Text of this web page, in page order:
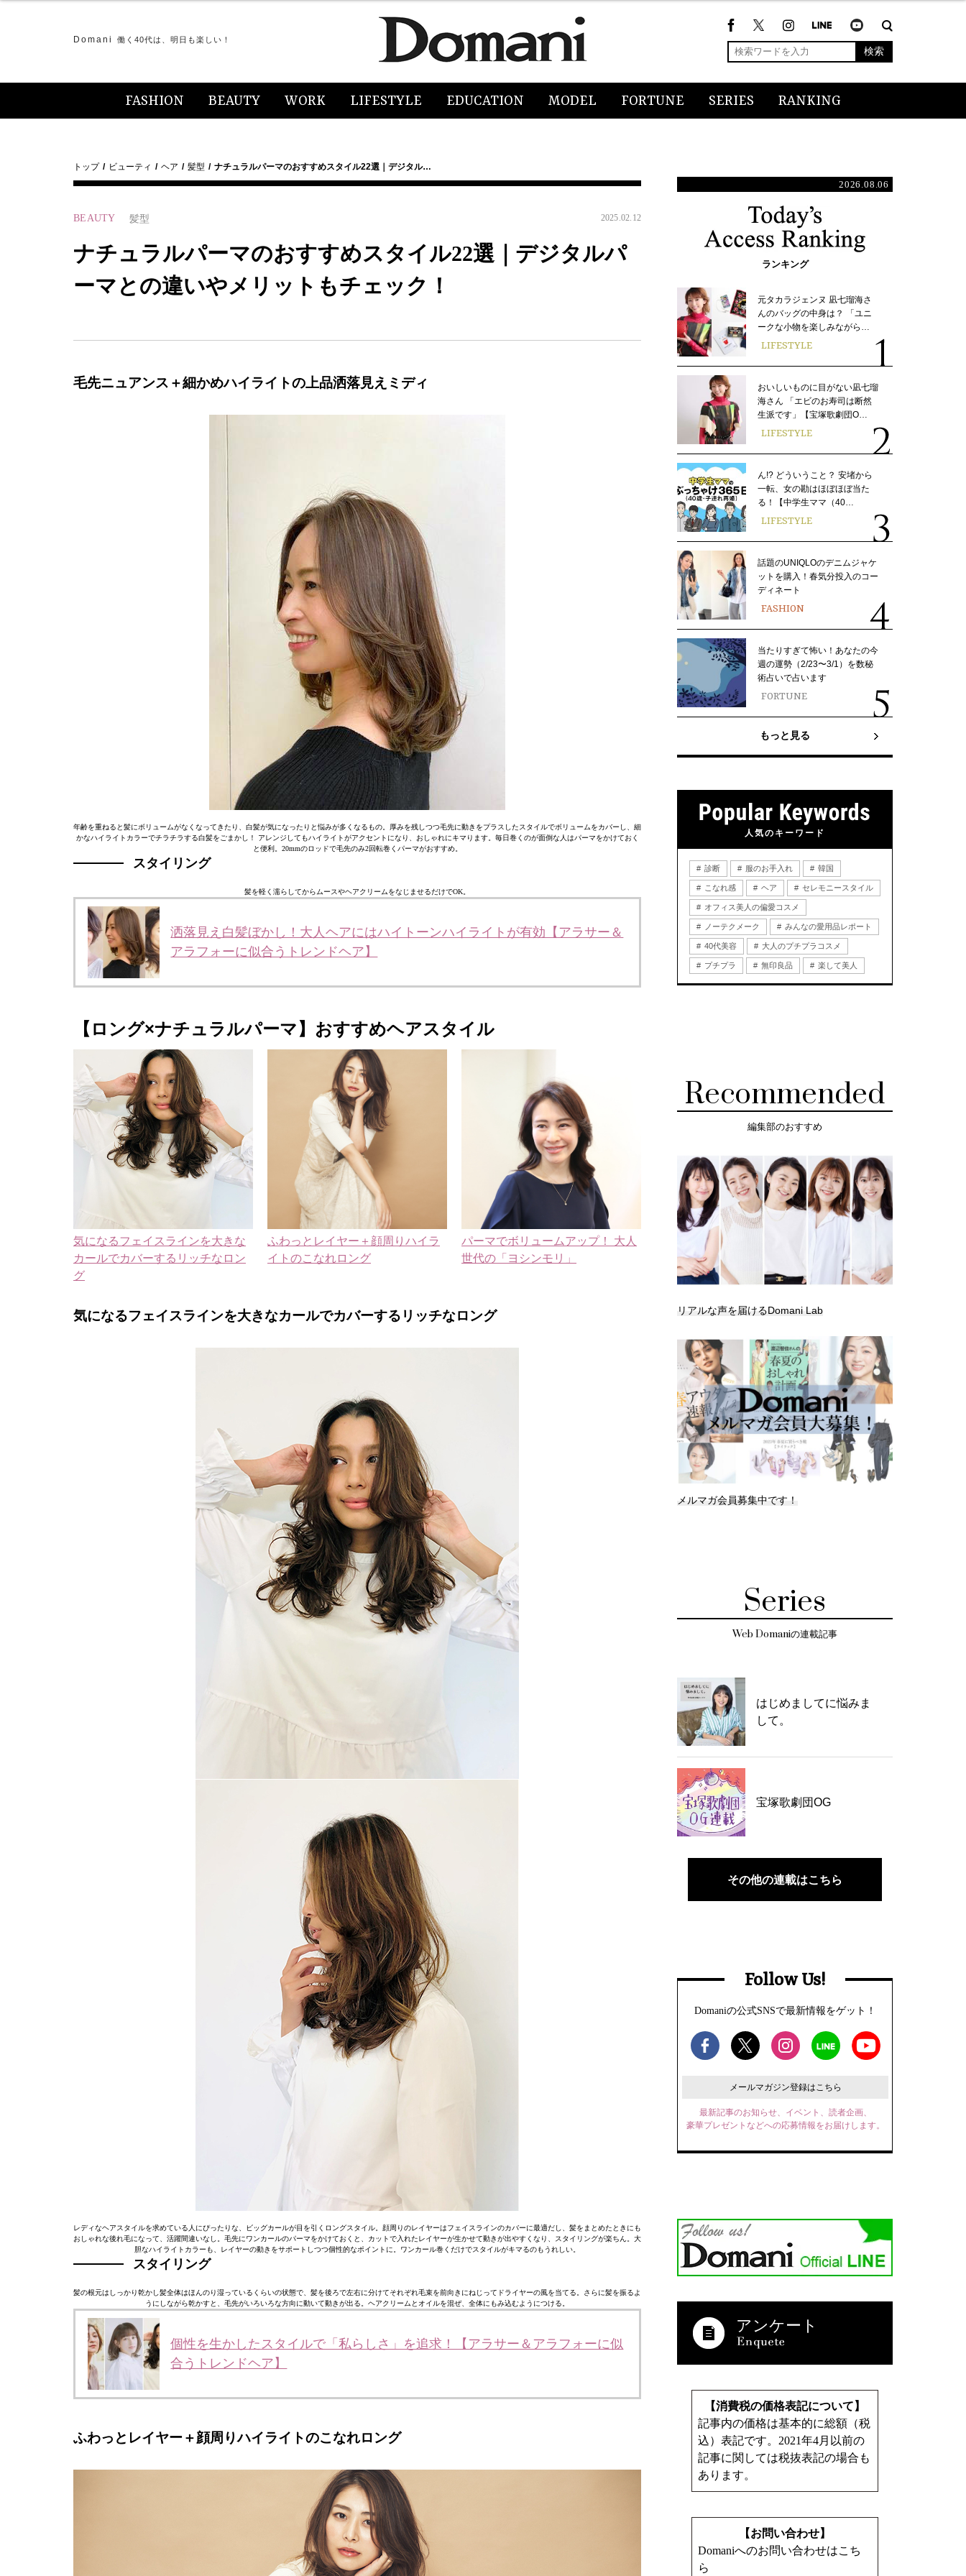
Domani 働く40代は、明日も楽しい！
検索
FASHION BEAUTY WORK LIFESTYLE EDUCATION MODEL FORTUNE SERIES RANKING
トップ ビューティ ヘア 髪型 ナチュラルパーマのおすすめスタイル22選｜デジタル…
BEAUTY 髪型 2025.02.12
ナチュラルパーマのおすすめスタイル22選｜デジタルパ
ーマとの違いやメリットもチェック！
毛先ニュアンス＋細かめハイライトの上品洒落見えミディ
年齢を重ねると髪にボリュームがなくなってきたり、白髪が気になったりと悩みが多くなるもの。厚みを残しつつ毛先に動きをプラスしたスタイルでボリュームをカバーし、細
かなハイライトカラーでチラチラする白髪をごまかし！ アレンジしてもハイライトがアクセントになり、おしゃれにキマります。毎日巻くのが面倒な人はパーマをかけておく
と便利。20mmのロッドで毛先のみ2回転巻くパーマがおすすめ。
スタイリング
髪を軽く濡らしてからムースやヘアクリームをなじませるだけでOK。
洒落見え白髪ぼかし！大人ヘアにはハイトーンハイライトが有効【アラサー＆
アラフォーに似合うトレンドヘア】
【ロング×ナチュラルパーマ】おすすめヘアスタイル
気になるフェイスラインを大きな
カールでカバーするリッチなロン
グ
ふわっとレイヤー＋顔周りハイラ
イトのこなれロング
パーマでボリュームアップ！ 大人
世代の「ヨシンモリ」
気になるフェイスラインを大きなカールでカバーするリッチなロング
レディなヘアスタイルを求めている人にぴったりな、ビッグカールが目を引くロングスタイル。顔周りのレイヤーはフェイスラインのカバーに最適だし、髪をまとめたときにも
おしゃれな後れ毛になって、活躍間違いなし。毛先にワンカールのパーマをかけておくと、カットで入れたレイヤーが生かせて動きが出やすくなり、スタイリングが楽ちん。大
胆なハイライトカラーも、レイヤーの動きをサポートしつつ個性的なポイントに。ワンカール巻くだけでスタイルがキマるのもうれしい。
スタイリング
髪の根元はしっかり乾かし髪全体はほんのり湿っているくらいの状態で、髪を後ろで左右に分けてそれぞれ毛束を前向きにねじってドライヤーの風を当てる。さらに髪を振るよ
うにしながら乾かすと、毛先がいろいろな方向に動いて動きが出る。ヘアクリームとオイルを混ぜ、全体にもみ込むようにつける。
個性を生かしたスタイルで「私らしさ」を追求！【アラサー＆アラフォーに似
合うトレンドヘア】
ふわっとレイヤー＋顔周りハイライトのこなれロング
2026.08.06
ランキング
元タカラジェンヌ 凪七瑠海さ
んのバッグの中身は？ 「ユニ
ークな小物を楽しみながら…
LIFESTYLE
おいしいものに目がない凪七瑠
海さん 「エビのお寿司は断然
生派です」【宝塚歌劇団O…
LIFESTYLE
ん!? どういうこと？ 安堵から
一転、女の勘はほぼほぼ当た
る！【中学生ママ（40…
LIFESTYLE
話題のUNIQLOのデニムジャケ
ットを購入！春気分投入のコー
ディネート
FASHION
当たりすぎて怖い！あなたの今
週の運勢（2/23〜3/1）を数秘
術占いで占います
FORTUNE
もっと見る
人気のキーワード
診断 服のお手入れ 韓国
こなれ感 ヘア セレモニースタイル
オフィス美人の偏愛コスメ
ノーテクメーク みんなの愛用品レポート
40代美容 大人のプチプラコスメ
プチプラ 無印良品 楽して美人
Recommended
編集部のおすすめ
リアルな声を届けるDomani Lab
メルマガ会員募集中です！
Series
Web Domaniの連載記事
はじめましてに悩みま
して。
宝塚歌劇団OG
その他の連載はこちら
Follow Us!
Domaniの公式SNSで最新情報をゲット！
メールマガジン登録はこちら
最新記事のお知らせ、イベント、読者企画、
豪華プレゼントなどへの応募情報をお届けします。
アンケート
【消費税の価格表記について】
記事内の価格は基本的に総額（税
込）表記です。2021年4月以前の
記事に関しては税抜表記の場合も
あります。
【お問い合わせ】
Domaniへのお問い合わせはこち
ら